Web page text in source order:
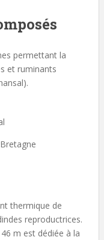
permettant la
et ruminants
thermique de
reproductrices.
m est dédiée à la